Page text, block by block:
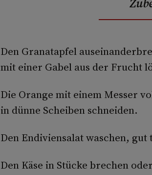
Den Granatapfel
mit einer Gabel aus der Frucht
Die Orange mit einem Messer
in dünne Scheiben schneiden.
Den Endiviensalat waschen,
Den Käse in Stücke brechen